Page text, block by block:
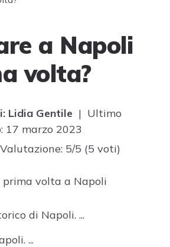
a Napoli
volta?
Lidia Gentile | Ultimo
17 marzo 2023
Valutazione: 5/5 (5 voti)
prima volta a Napoli
di Napoli. ...
...